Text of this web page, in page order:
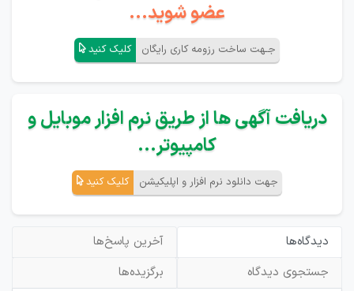
عضو شوید...
جـهت ساخت رزومه کاری رایگان کلیک کنید
دریافت آگهی ها از طریق نرم افزار موبایل و
کامپیوتر...
جهت دانلود نرم افزار و اپلیکیشن کلیک کنید
دیدگاه‌ها
آخرین پاسخ‌ها
جستجوی دیدگاه
برگزیده‌ها